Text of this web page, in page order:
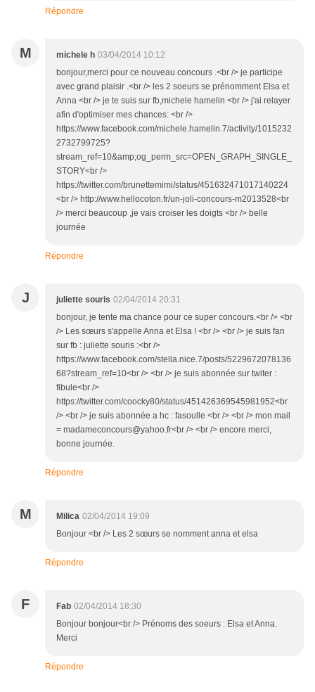
Répondre
M michele h 03/04/2014 10:12
bonjour,merci pour ce nouveau concours .<br /> je participe
avec grand plaisir .<br /> les 2 soeurs se prénomment Elsa et
Anna <br /> je te suis sur fb,michele hamelin <br /> j'ai relayer
afin d'optimiser mes chances: <br />
https://www.facebook.com/michele.hamelin.7/activity/1015232
2732799725?
stream_ref=10&amp;og_perm_src=OPEN_GRAPH_SINGLE_
STORY<br />
https://twitter.com/brunettemimi/status/451632471017140224
<br /> http://www.hellocoton.fr/un-joli-concours-m2013528<br
/> merci beaucoup ,je vais croiser les doigts <br /> belle
journée
Répondre
J juliette souris 02/04/2014 20:31
bonjour, je tente ma chance pour ce super concours.<br /> <br
/> Les sœurs s'appelle Anna et Elsa ! <br /> <br /> je suis fan
sur fb : juliette souris :<br />
https://www.facebook.com/stella.nice.7/posts/5229672078136
68?stream_ref=10<br /> <br /> je suis abonnée sur twiter :
fibule<br />
https://twitter.com/coocky80/status/451426369545981952<br
/> <br /> je suis abonnée a hc : fasoulle <br /> <br /> mon mail
= madameconcours@yahoo.fr<br /> <br /> encore merci,
bonne journée.
Répondre
M Milica 02/04/2014 19:09
Bonjour <br /> Les 2 sœurs se nomment anna et elsa
Répondre
F Fab 02/04/2014 18:30
Bonjour bonjour<br /> Prénoms des soeurs : Elsa et Anna.
Merci
Répondre